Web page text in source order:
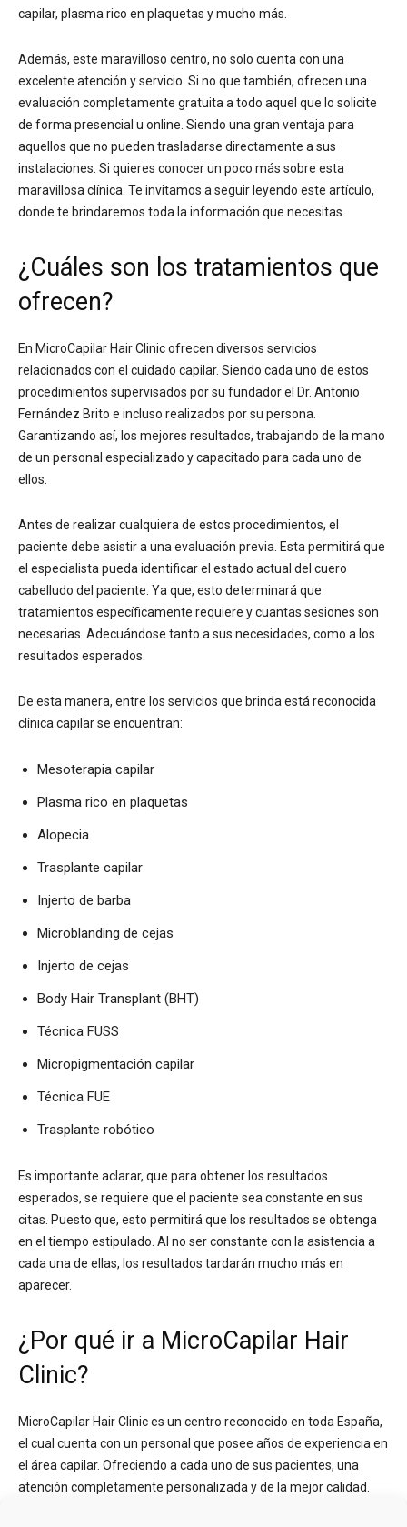
capilar, plasma rico en plaquetas y mucho más.
Además, este maravilloso centro, no solo cuenta con una
excelente atención y servicio. Si no que también, ofrecen una
evaluación completamente gratuita a todo aquel que lo solicite
de forma presencial u online. Siendo una gran ventaja para
aquellos que no pueden trasladarse directamente a sus
instalaciones. Si quieres conocer un poco más sobre esta
maravillosa clínica. Te invitamos a seguir leyendo este artículo,
donde te brindaremos toda la información que necesitas.
¿Cuáles son los tratamientos que
ofrecen?
En MicroCapilar Hair Clinic ofrecen diversos servicios
relacionados con el cuidado capilar. Siendo cada uno de estos
procedimientos supervisados por su fundador el Dr. Antonio
Fernández Brito e incluso realizados por su persona.
Garantizando así, los mejores resultados, trabajando de la mano
de un personal especializado y capacitado para cada uno de
ellos.
Antes de realizar cualquiera de estos procedimientos, el
paciente debe asistir a una evaluación previa. Esta permitirá que
el especialista pueda identificar el estado actual del cuero
cabelludo del paciente. Ya que, esto determinará que
tratamientos específicamente requiere y cuantas sesiones son
necesarias. Adecuándose tanto a sus necesidades, como a los
resultados esperados.
De esta manera, entre los servicios que brinda está reconocida
clínica capilar se encuentran:
Mesoterapia capilar
Plasma rico en plaquetas
Alopecia
Trasplante capilar
Injerto de barba
Microblanding de cejas
Injerto de cejas
Body Hair Transplant (BHT)
Técnica FUSS
Micropigmentación capilar
Técnica FUE
Trasplante robótico
Es importante aclarar, que para obtener los resultados
esperados, se requiere que el paciente sea constante en sus
citas. Puesto que, esto permitirá que los resultados se obtenga
en el tiempo estipulado. Al no ser constante con la asistencia a
cada una de ellas, los resultados tardarán mucho más en
aparecer.
¿Por qué ir a MicroCapilar Hair
Clinic?
MicroCapilar Hair Clinic es un centro reconocido en toda España,
el cual cuenta con un personal que posee años de experiencia en
el área capilar. Ofreciendo a cada uno de sus pacientes, una
atención completamente personalizada y de la mejor calidad.